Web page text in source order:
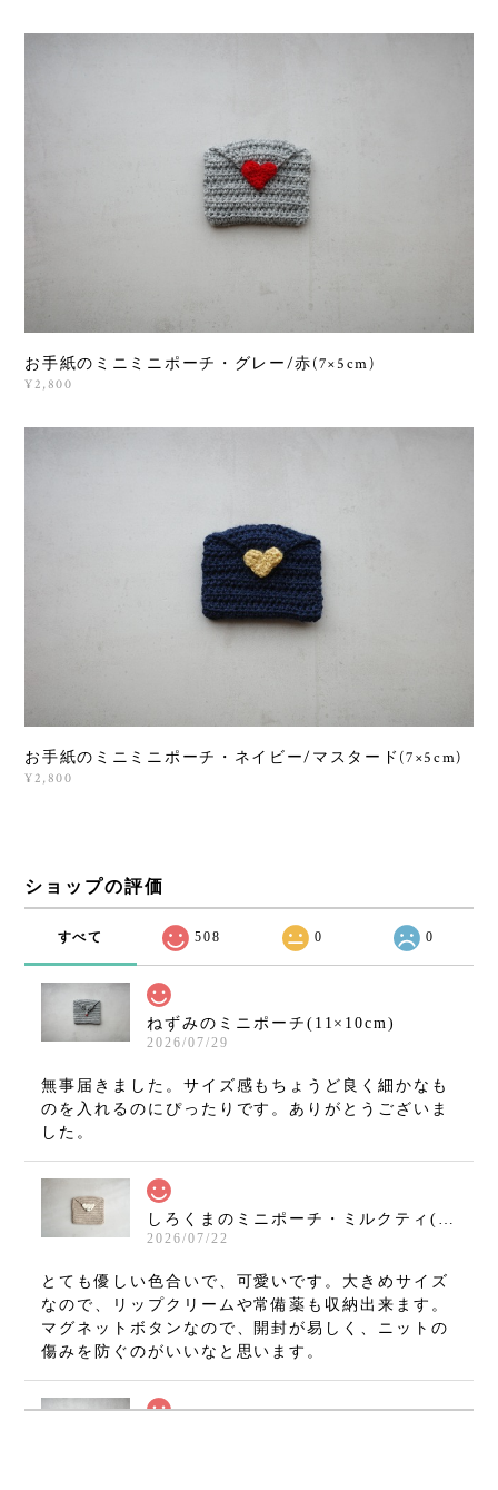
お手紙のミニミニポーチ・グレー/赤(7×5cm)
¥2,800
お手紙のミニミニポーチ・ネイビー/マスタード(7×5cm)
¥2,800
ショップの評価
すべて 508 0 0
ねずみのミニポーチ(11×10cm)
2026/07/29
無事届きました。サイズ感もちょうど良く細かなも
のを入れるのにぴったりです。ありがとうございま
した。
2026/07/22
とても優しい色合いで、可愛いです。大きめサイズ
なので、リップクリームや常備薬も収納出来ます。
マグネットボタンなので、開封が易しく、ニットの
傷みを防ぐのがいいなと思います。